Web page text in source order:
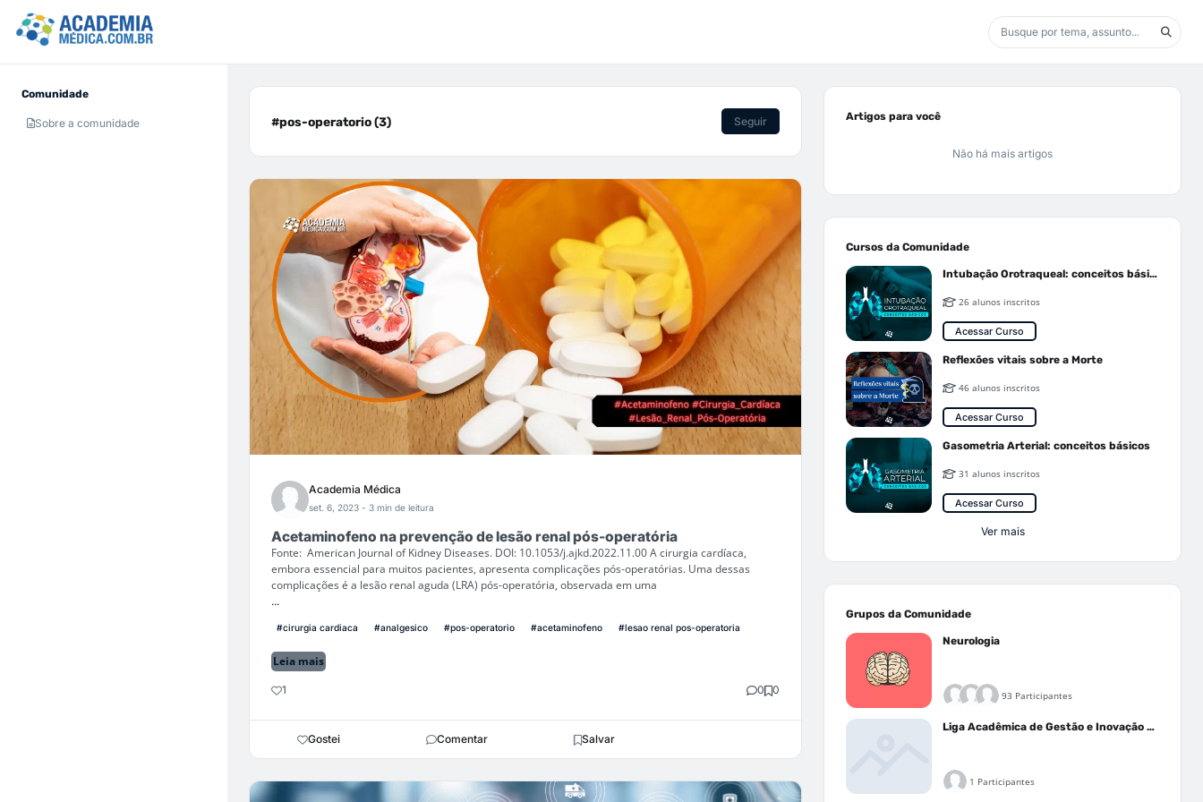
Comunidade
Sobre a comunidade #pos-operatorio (3) Seguir
Academia Médica
set. 6, 2023 - 3 min de leitura
Acetaminofeno na prevenção de lesão renal pós-operatória
Fonte: American Journal of Kidney Diseases. DOI: 10.1053/j.ajkd.2022.11.00 A cirurgia cardíaca,
embora essencial para muitos pacientes, apresenta complicações pós-operatórias. Uma dessas
complicações é a lesão renal aguda (LRA) pós-operatória, observada em uma
...
#cirurgia cardiaca #analgesico #pos-operatorio #acetaminofeno #lesao renal pos-operatoria
Leia mais
1 0 0
Gostei Comentar Salvar
Artigos para você
Não há mais artigos
Cursos da Comunidade
Intubação Orotraqueal: conceitos básicos
26 alunos inscritos
Acessar Curso
Reflexões vitais sobre a Morte
46 alunos inscritos
Acessar Curso
Gasometria Arterial: conceitos básicos
31 alunos inscritos
Acessar Curso
Ver mais
Grupos da Comunidade
Neurologia
93 Participantes
Liga Acadêmica de Gestão e Inovação Médica - LAGIM
1 Participantes